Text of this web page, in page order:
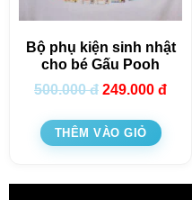
Bộ phụ kiện sinh nhật
cho bé Gấu Pooh
500.000đ 249.000 đ
THÊM VÀO GIỎ